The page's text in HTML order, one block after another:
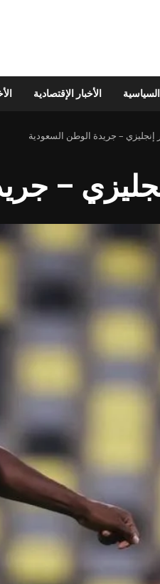
السياسية الأخبار الإقتصادية
إنجليزي – جريدة الوطن السعودية
–